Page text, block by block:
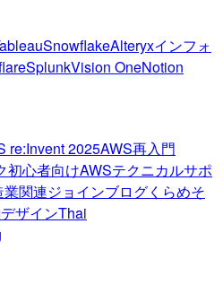
SnowflakeAlteryxインフォ
SplunkVision OneNotion
re:Invent 2025AWS再入門
初心者向けAWSテクニカルサポ
業関連ジョインブログくらめそ
デザインThai